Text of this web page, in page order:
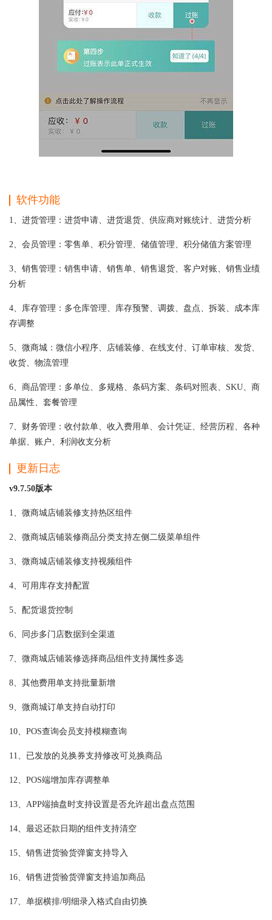
软件功能
1、进货管理：进货申请、进货退货、供应商对账统计、进货分析
2、会员管理：零售单、积分管理、储值管理、积分储值方案管理
3、销售管理：销售申请、销售单、销售退货、客户对账、销售业绩
分析
4、库存管理：多仓库管理、库存预警、调拨、盘点、拆装、成本库
存调整
5、微商城：微信小程序、店铺装修、在线支付、订单审核、发货、
收货、物流管理
6、商品管理：多单位、多规格、条码方案、条码对照表、SKU、商
品属性、套餐管理
7、财务管理：收付款单、收入费用单、会计凭证、经营历程、各种
单据、账户、利润收支分析
更新日志
v9.7.50版本
1、微商城店铺装修支持热区组件
2、微商城店铺装修商品分类支持左侧二级菜单组件
3、微商城店铺装修支持视频组件
4、可用库存支持配置
5、配货退货控制
6、同步多门店数据到全渠道
7、微商城店铺装修选择商品组件支持属性多选
8、其他费用单支持批量新增
9、微商城订单支持自动打印
10、POS查询会员支持模糊查询
11、已发放的兑换券支持修改可兑换商品
12、POS端增加库存调整单
13、APP端抽盘时支持设置是否允许超出盘点范围
14、最迟还款日期的组件支持清空
15、销售进货验货弹窗支持导入
16、销售进货验货弹窗支持追加商品
17、单据横排/明细录入格式自由切换